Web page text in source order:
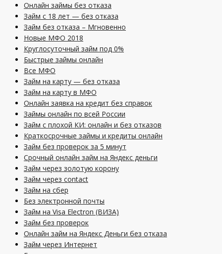
Онлайн займы без отказа
Займ с 18 лет — без отказа
Займ без отказа – Мгновенно
Новые МФО 2018
Круглосуточный займ под 0%
Быстрые займы онлайн
Все МФО
Займ на карту — без отказа
Займ на карту в МФО
Онлайн заявка на кредит без справок
Займы онлайн по всей России
Займ с плохой КИ: онлайн и без отказов
Краткосрочные займы и кредиты онлайн
Займ без проверок за 5 минут
Срочный онлайн займ на Яндекс деньги
Займ через золотую корону
Займ через contact
Займ на сбер
Без электронной почты
Займ на Visa Electron (ВИЗА)
Займ без проверок
Онлайн займ на Яндекс Деньги без отказа
Займ через Интернет